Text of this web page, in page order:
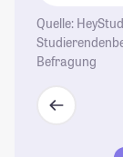
Quelle:
Befragung